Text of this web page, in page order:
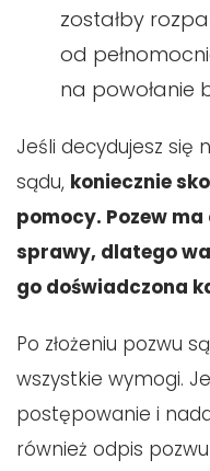
zostałby
od
na powołanie
Jeśli decydujesz się
sądu, koniecznie
pomocy. Pozew
sprawy, dlatego
go doświadczona
Po złożeniu pozwu
wszystkie wymogi.
postępowanie i
również odpis